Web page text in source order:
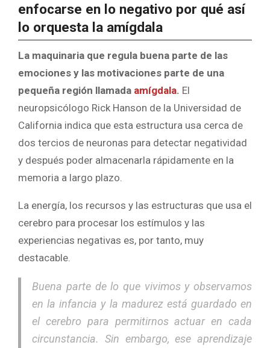
enfocarse en lo negativo por qué así
lo orquesta la amígdala
La maquinaria que regula buena parte de las
emociones y las motivaciones parte de una
pequeña región llamada amígdala. El
neuropsicólogo Rick Hanson de la Universidad de
California indica que esta estructura usa cerca de
dos tercios de neuronas para detectar negatividad
y después poder almacenarla rápidamente en la
memoria a largo plazo.
La energía, los recursos y las estructuras que usa el
cerebro para procesar los estímulos y las
experiencias negativas es, por tanto, muy
destacable.
Buena parte de lo que vivimos y observamos
en la infancia y la madurez está guardado en
el cerebro para permitirnos actuar en cada
circunstancia. Sin embargo, ese aprendizaje